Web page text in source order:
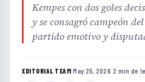
Kempes con dos goles
y se consagró campeón
partido emotivo y
EDITORIAL TEAM·May 25, 2026·2 min de